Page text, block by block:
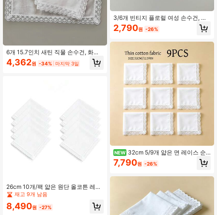
6개 15.7인치 새틴 직물 손수건, 화이
트 컬러, DIY 신사용 손수건, 정장 수건
액세서리 가정 욕실 장식 학교 준비물
4,362원 -34% 마지막 3일
26cm 10개/팩 얇은 원단 올코튼 레이
스 순백색 손수건, 유니섹스, 웨딩 시
재고 9개 남음
8,490원 -27%
3/6개 빈티지 플로럴 여성 손수건, 레
이스 트림 패브릭 사각형, 부드러운 파
스텔 색상, 독특한 플로럴 프린트, 초
웨딩 액세서리로도 적합, 29cm/11.4
2,790원 -26%
NEW 32cm 5/9개 얇은 면 레이스 순
백색 손수건, 유니섹스, 웨딩 시즌 기
념품
7,790원 -26%